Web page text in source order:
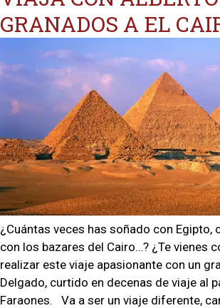
GRANADOS A EL
¿Cuántas veces has soñado con Egipto,
con los bazares del Cairo…? ¿Te vienes
realizar este viaje apasionante con un
Delgado, curtido en decenas de viaje al
Faraones. Va a ser un viaje diferente,